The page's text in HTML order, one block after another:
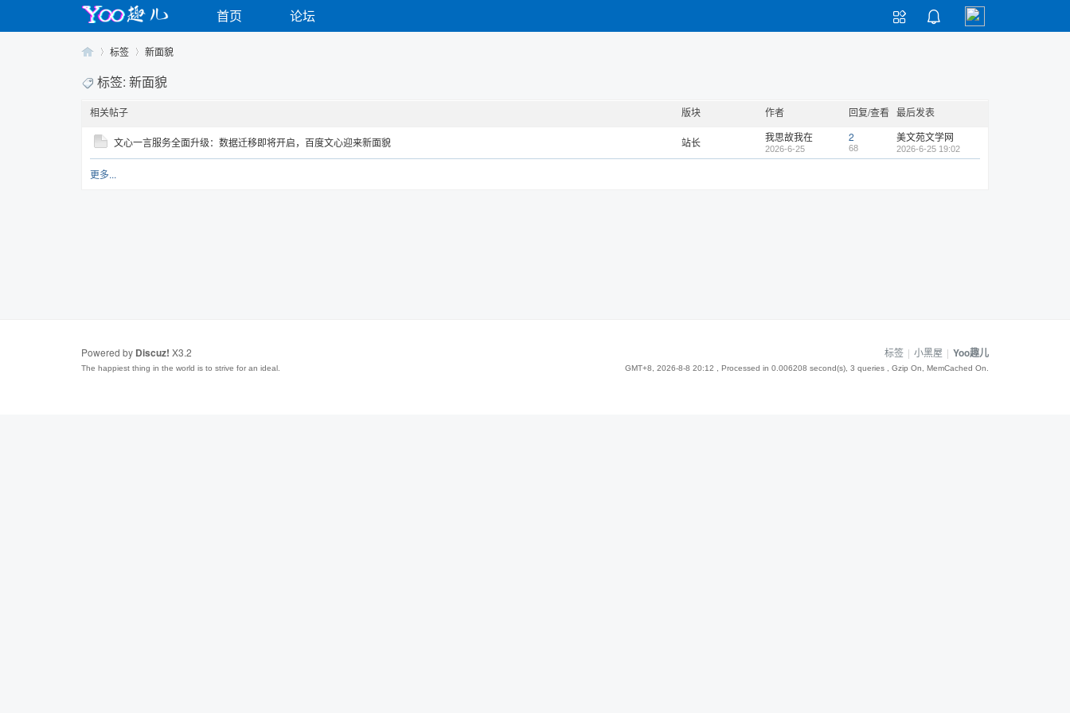


首页 论坛
Yo›
标签 新面貌
标签: 新面貌
相关帖子 版块 作者 回复/查看 最后发表
文心一言服务全面升级：数据迁移即将开启，百度文心迎来新面貌 站长 我思故我在
2026-6-25
2
68
美文苑文学网
2026-6-25 19:02
更多...
标签 | 小黑屋 | Yoo趣儿
GMT+8, 2026-8-8 20:12 , Processed in 0.006208 second(s), 3 queries , Gzip On, MemCached On.
Powered by Discuz! X3.2
The happiest thing in the world is to strive for an ideal.